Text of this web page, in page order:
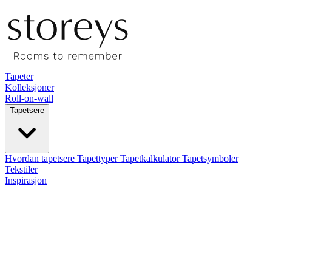
Tapeter
Kolleksjoner
Roll-on-wall
Tapetsere
Hvordan tapetsere TapettyperTapetkalkulatorTapetsymboler
Tekstiler
Inspirasjon